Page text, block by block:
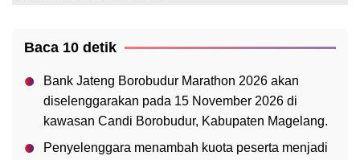
Baca 10 detik
Bank Jateng Borobudur Marathon 2026 akan
diselenggarakan pada 15 November 2026 di
kawasan Candi Borobudur, Kabupaten Magelang.
Penyelenggara menambah kuota peserta menjadi